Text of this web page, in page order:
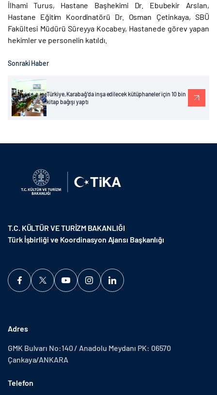
İlhami Turus, Hastane Başhekimi Dr. Ebubekir Arslan,
Hastane Eğitim Koordinatörü Dr. Osman Çetinkaya, SBÜ
Fakültesi Müdürü Süreyya Kocabey, Hastanede görev yapan
hekimler ve personelin katıldı.
Sonraki Haber
Türkiye, Karabağ'da inşa edilecek kütüphaneler için 10 bin
kitap bağışı yaptı
T.C. KÜLTÜR VE TURİZM BAKANLIĞI
Türk İşbirliği ve Koordinasyon Ajansı Başkanlığı
Adres
GMK Bulvarı No:140 / Anadolu Meydanı PK: 06570
Çankaya/ANKARA
Telefon